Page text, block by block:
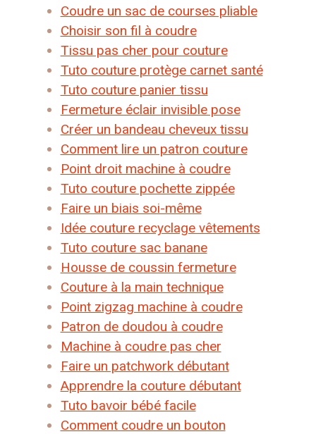
Coudre un sac de courses pliable
Choisir son fil à coudre
Tissu pas cher pour couture
Tuto couture protège carnet santé
Tuto couture panier tissu
Fermeture éclair invisible pose
Créer un bandeau cheveux tissu
Comment lire un patron couture
Point droit machine à coudre
Tuto couture pochette zippée
Faire un biais soi-même
Idée couture recyclage vêtements
Tuto couture sac banane
Housse de coussin fermeture
Couture à la main technique
Point zigzag machine à coudre
Patron de doudou à coudre
Machine à coudre pas cher
Faire un patchwork débutant
Apprendre la couture débutant
Tuto bavoir bébé facile
Comment coudre un bouton